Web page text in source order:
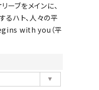
ーブをメインに、
るハト、人々の平
with you（平